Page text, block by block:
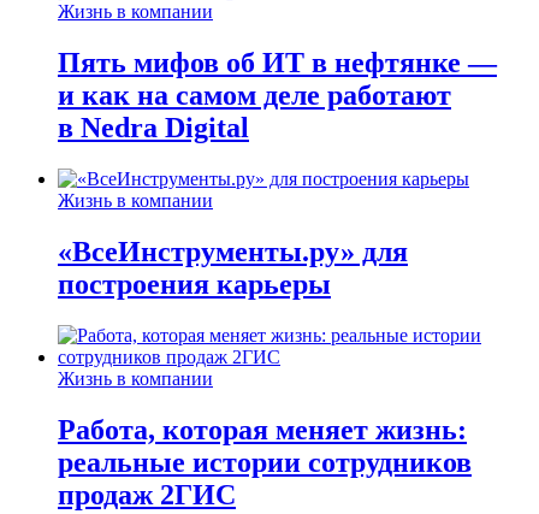
Жизнь в компании
Пять мифов об ИТ в нефтянке —
и как на самом деле работают
в Nedra Digital
Жизнь в компании
«ВсеИнструменты.ру» для
построения карьеры
Жизнь в компании
Работа, которая меняет жизнь:
реальные истории сотрудников
продаж 2ГИС